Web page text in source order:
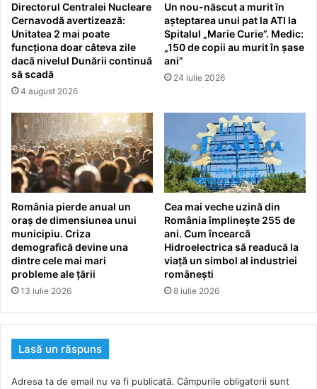
Directorul Centralei Nucleare
Cernavodă avertizează:
Unitatea 2 mai poate
funcționa doar câteva zile
dacă nivelul Dunării continuă
să scadă
4 august 2026
Un nou-născut a murit în
așteptarea unui pat la ATI la
Spitalul „Marie Curie”. Medic:
„150 de copii au murit în șase
ani”
24 iulie 2026
România pierde anual un
oraș de dimensiunea unui
municipiu. Criza
demografică devine una
dintre cele mai mari
probleme ale țării
13 iulie 2026
Cea mai veche uzină din
România împlinește 255 de
ani. Cum încearcă
Hidroelectrica să readucă la
viață un simbol al industriei
românești
8 iulie 2026
Lasă un răspuns
Adresa ta de email nu va fi publicată. Câmpurile obligatorii sunt